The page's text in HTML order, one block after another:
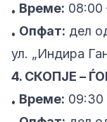
• Време: 08:00
• Опфат: дел
ул. „Индира
4. СКОПЈЕ –
• Време: 09:30